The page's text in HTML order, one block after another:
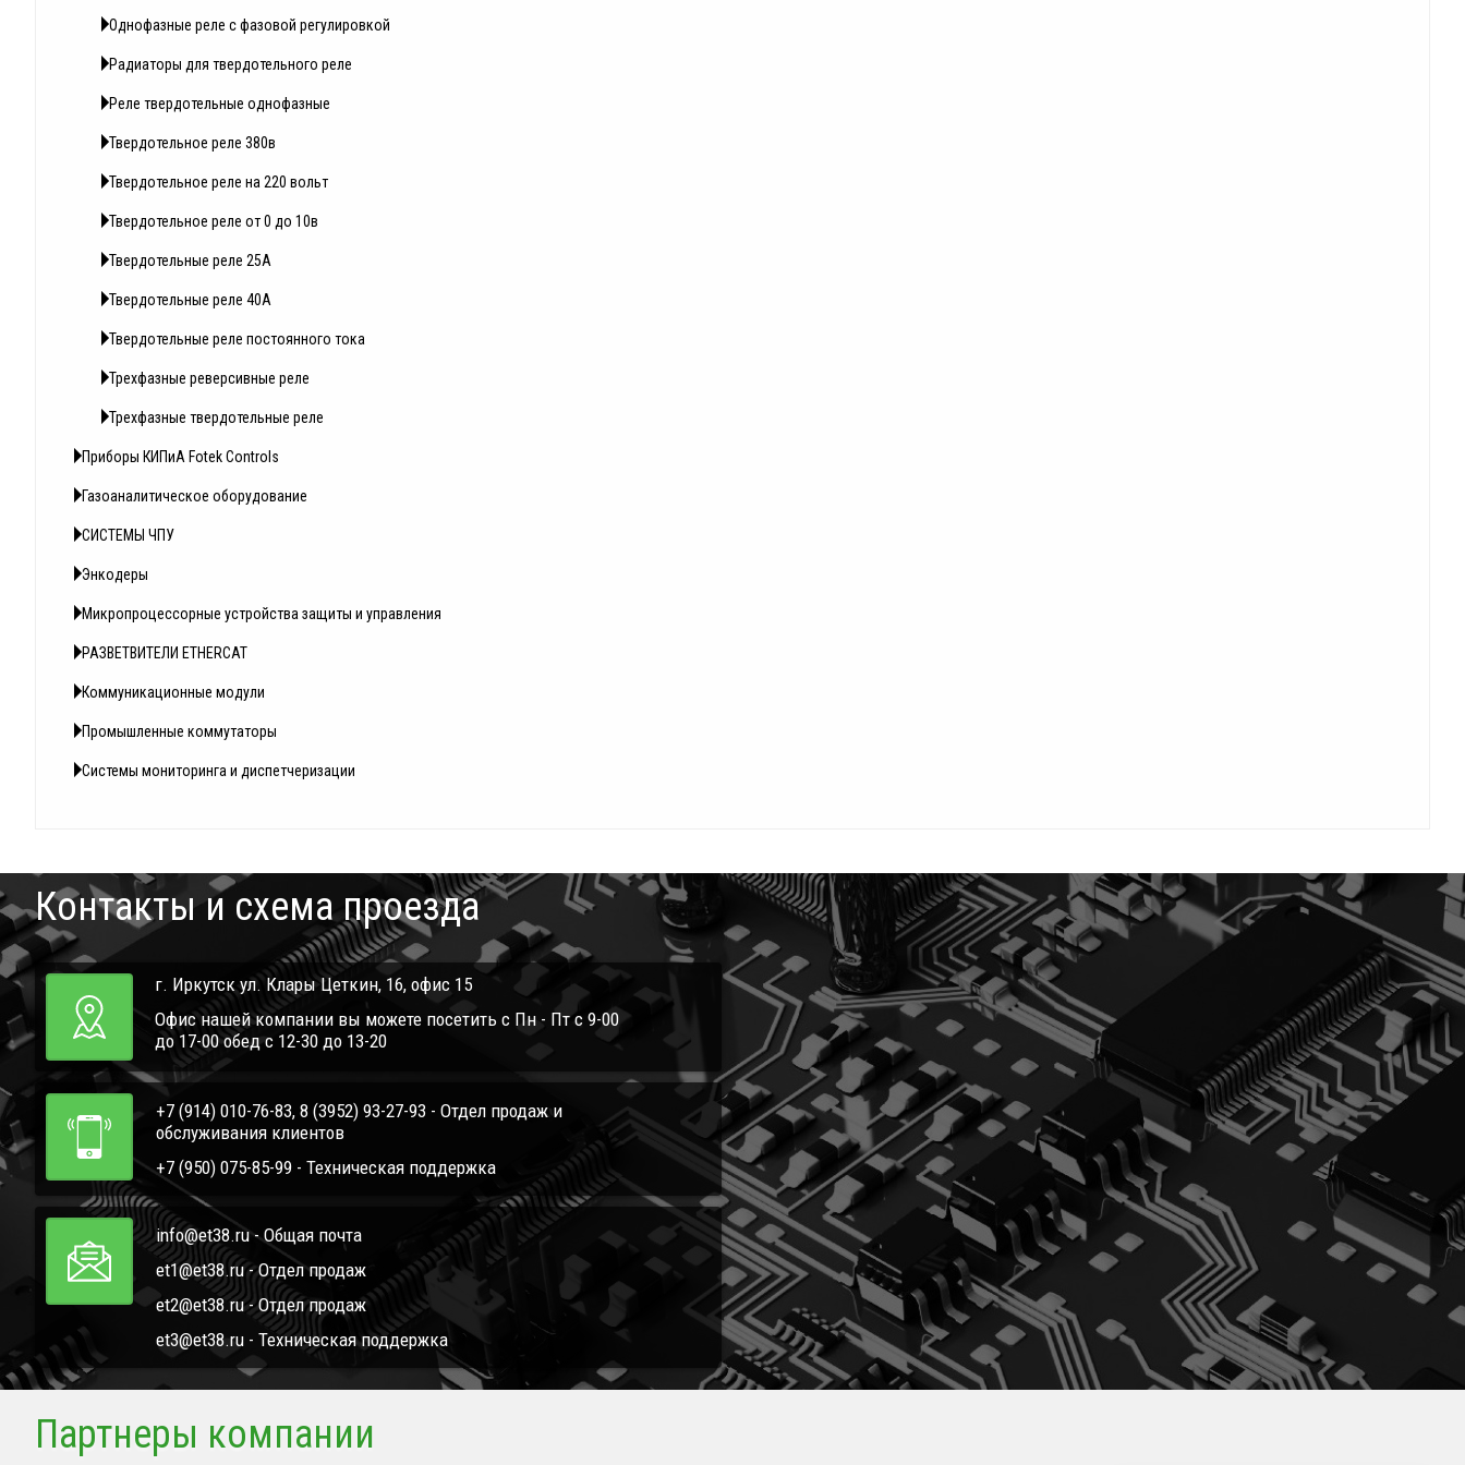
Однофазные реле с фазовой регулировкой
Радиаторы для твердотельного реле
Реле твердотельные однофазные
Твердотельное реле 380в
Твердотельное реле на 220 вольт
Твердотельное реле от 0 до 10в
Твердотельные реле 25А
Твердотельные реле 40А
Твердотельные реле постоянного тока
Трехфазные реверсивные реле
Трехфазные твердотельные реле
Приборы КИПиА Fotek Controls
Газоаналитическое оборудование
СИСТЕМЫ ЧПУ
Энкодеры
Микропроцессорные устройства защиты и управления
РАЗВЕТВИТЕЛИ ETHERCAT
Коммуникационные модули
Промышленные коммутаторы
Системы мониторинга и диспетчеризации
Контакты и схема проезда
г. Иркутск ул. Клары Цеткин, 16, офис 15
Офис нашей компании вы можете посетить с Пн - Пт с 9-00
до 17-00 обед с 12-30 до 13-20
+7 (914) 010-76-83, 8 (3952) 93-27-93 - Отдел продаж и
обслуживания клиентов
+7 (950) 075-85-99 - Техническая поддержка
info@et38.ru - Общая почта
et1@et38.ru - Отдел продаж
et2@et38.ru - Отдел продаж
et3@et38.ru - Техническая поддержка
Партнеры компании